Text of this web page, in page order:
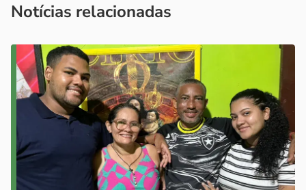
Notícias relacionadas